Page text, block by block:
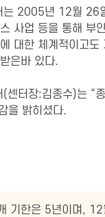
는 2005년 12월 26
사업 등을 통해 부
대한 체계적이고
은바 있다.
(센터장:김종수)는 “
을 밝히셨다.
기한은 5년이며,